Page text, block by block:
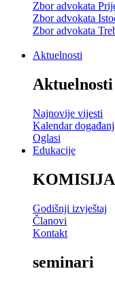
Zbor advokata
Zbor advokata
Zbor advokata
Aktuelnosti
Aktuelnosti
Najnovije vijesti
Kalendar
Oglasi
Edukacije
Godišnji izvještaj
Članovi
Kontakt
seminari